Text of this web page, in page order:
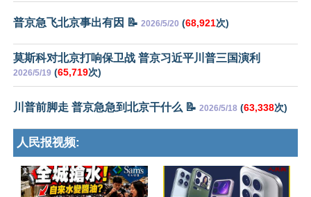
普京急飞北京事出有因 📝 2026/5/20 (68,921次)
莫斯科对北京打响保卫战 普京习近平川普三国演利
2026/5/19 (65,719次)
川普前脚走 普京急急到北京干什么 📝 2026/5/18 (63,338次)
人民报视频: